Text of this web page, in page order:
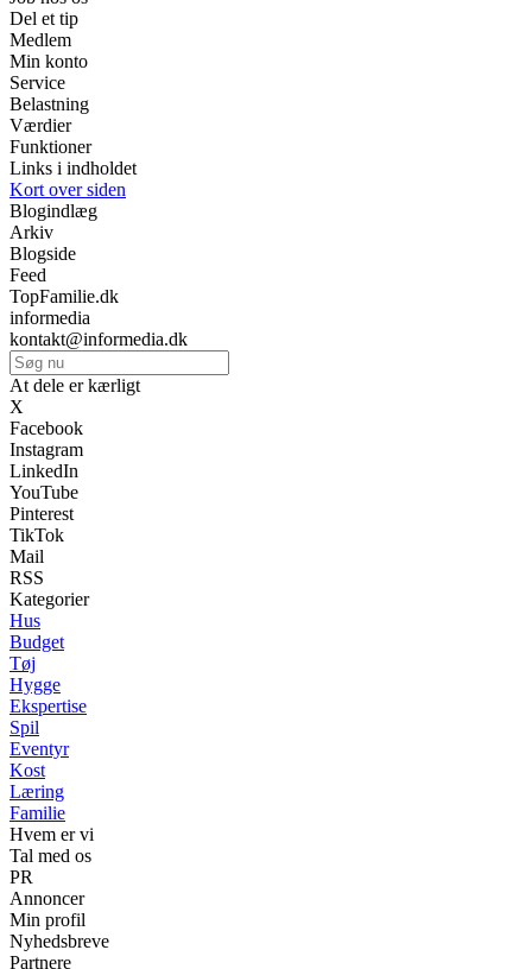
Del et tip
Medlem
Min konto
Service
Belastning
Værdier
Funktioner
Links i indholdet
Kort over siden
Blogindlæg
Arkiv
Blogside
Feed
TopFamilie.dk
informedia
kontakt@informedia.dk
At dele er kærligt
X
Facebook
Instagram
LinkedIn
YouTube
Pinterest
TikTok
Mail
RSS
Kategorier
Hus
Budget
Tøj
Hygge
Ekspertise
Spil
Eventyr
Kost
Læring
Familie
Hvem er vi
Tal med os
PR
Annoncer
Min profil
Nyhedsbreve
Partnere